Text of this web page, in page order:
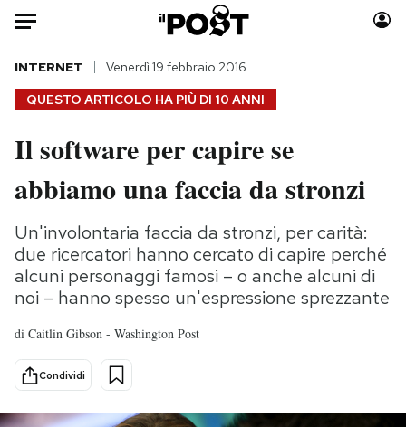
Auto
HOME
Italia
Politica
Tecnologia
Internet
Scienza
Cultura
Economia
Sport
Moda
Consumismi
Storie/Idee
Ok Boomer!
Media
Europa
QUESTO ARTICOLO HA PIÙ DI 10 ANNI
INTERNET Venerdì 19 febbraio 2016
Il software per capire se
abbiamo una faccia da stronzi
Un'involontaria faccia da stronzi, per carità:
due ricercatori hanno cercato di capire perché
alcuni personaggi famosi – o anche alcuni di
noi – hanno spesso un'espressione sprezzante
di Caitlin Gibson - Washington Post
Condividi